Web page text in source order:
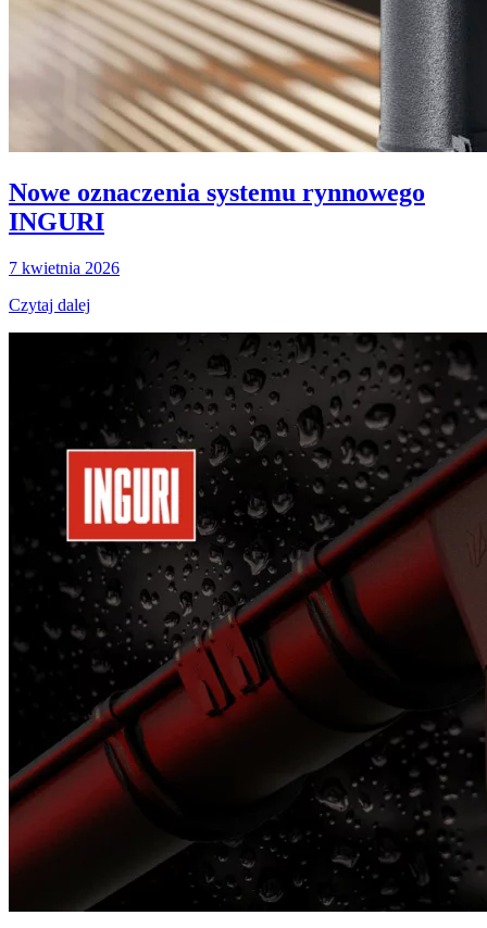
Nowe oznaczenia systemu rynnowego
INGURI
7 kwietnia 2026
Czytaj dalej